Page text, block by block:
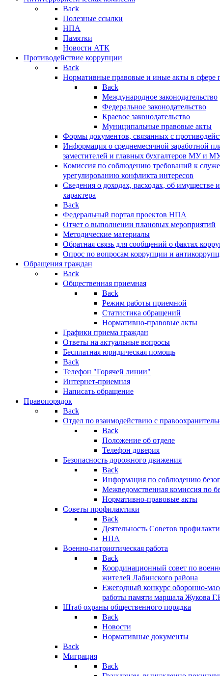
Back
Полезные ссылки
НПА
Памятки
Новости АТК
Противодействие коррупции
Back
Нормативные правовые и иные акты в сфере
Back
Международное законодательство
Федеральное законодательство
Краевое законодательство
Муниципальные правовые акты
Формы документов, связанных с
Информация о среднемесячной заработной
заместителей и главных бухгалтеров МУ и
Комиссия по соблюдению требований к
урегулированию конфликта интересов
Сведения о доходах, расходах, об имуществе
характера
Back
Федеральный портал проектов НПА
Отчет о выполнении плановых мероприятий
Методические материалы
Обратная связь для сообщений о фактах
Опрос по вопросам коррупции и
Обращения граждан
Back
Общественная приемная
Back
Режим работы приемной
Статистика обращений
Нормативно-правовые акты
Графики приема граждан
Ответы на актуальные вопросы
Бесплатная юридическая помощь
Back
Телефон "Горячей линии"
Интернет-приемная
Написать обращение
Правопорядок
Back
Отдел по взаимодействию с
Back
Положение об отделе
Телефон доверия
Безопасность дорожного движения
Back
Информация по соблюдению
Межведомственная комиссия по
Нормативно-правовые акты
Советы профилактики
Back
Деятельность Советов
НПА
Военно-патриотическая работа
Back
Координационный совет по
жителей Лабинского района
Ежегодный конкурс оборонно-
работы памяти маршала Жукова
Штаб охраны общественного порядка
Back
Новости
Нормативные документы
Back
Миграция
Back